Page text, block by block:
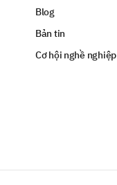
Blog
Bản tin
Cơ hội nghề nghiệp